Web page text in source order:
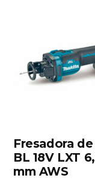
Fresadora
BL 18V LXT
mm AWS